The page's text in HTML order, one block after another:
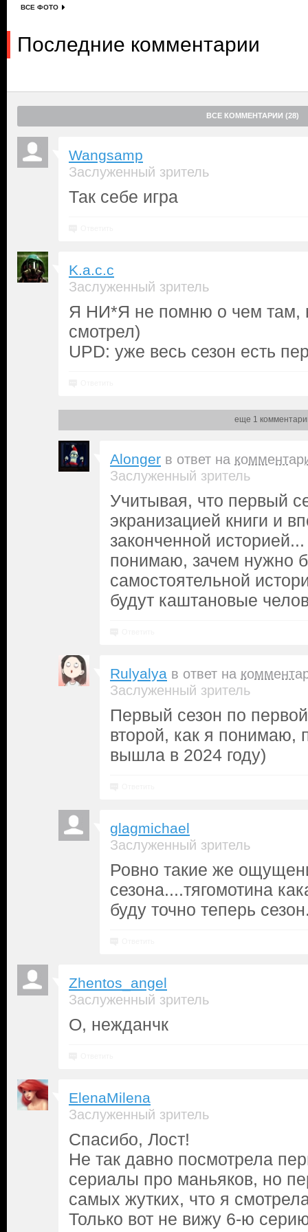
ВСЕ ФОТО
Последние комментарии
ВСЕ КОММЕНТАРИИ (28)
Wangsamp
Заслуженный зритель
Так себе игра
K.a.c.c
Заслуженный зритель
Я НИ*Я не помню о чем там,
смотрел)
UPD: уже весь сезон есть
еще 1
Alonger в ответ на
Заслуженный зритель
Учитывая, что первый
экранизацией книги и
законченной
понимаю, зачем нужно
самостоятельной
будут каштановые
Rulyalya в ответ на
Заслуженный зритель
Первый сезон по
второй, как я понимаю,
вышла в 2024 году)
glagmichael
Заслуженный зритель
Ровно такие же
сезона....тягомотина
буду точно теперь
Zhentos_angel
Заслуженный зритель
О, нежданчк
ElenaMilena
Заслуженный зритель
Спасибо, Лост!
Не так давно посмотрела
сериалы про маньяков, но
самых жутких, что я
Только вот не вижу 6-ю